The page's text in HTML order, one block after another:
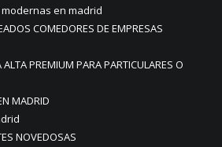
en madrid
COMEDORES DE EMPRESAS
PREMIUM PARA PARTICULARES O
MADRID
NOVEDOSAS